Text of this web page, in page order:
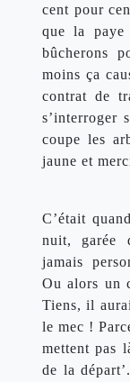
cent pour
que la
bûcherons
moins ça
contrat de
s’interroger
coupe les
jaune et
C’était
nuit, garée
jamais
Ou alors un
Tiens, il
le mec !
mettent pas
de la